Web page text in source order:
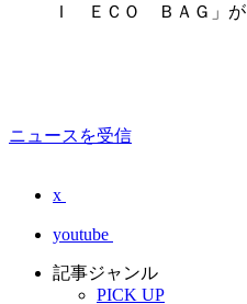
Ｉ ＥＣＯ ＢＡＧ」が
ニュースを受信
x
youtube
記事ジャンル
PICK UP